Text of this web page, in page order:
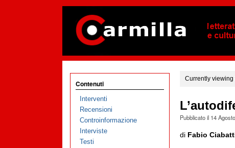
Currently viewing
Pubblicato il 14
di Fabio
Contenuti
Interventi
Recensioni
Controinformazione
Interviste
Testi